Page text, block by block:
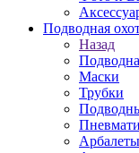
Подводная
Назад
Маски
Трубки
Арбалеты